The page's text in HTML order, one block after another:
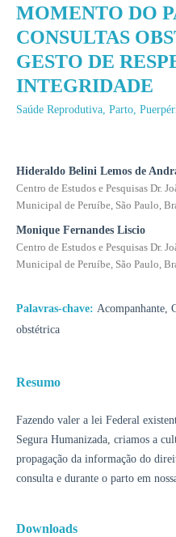
MOMENTO DO
CONSULTAS
GESTO DE
INTEGRIDADE
Saúde Reprodutiva, Parto,
Hideraldo Belini Lemos de
Centro de Estudos e Pesquisas Dr.
Municipal de Peruíbe, São Paulo,
Monique Fernandes Liscio
Centro de Estudos e Pesquisas Dr.
Municipal de Peruíbe, São Paulo,
Palavras-chave: Acompanhante,
obstétrica
Resumo
Fazendo valer a lei Federal
Segura Humanizada, criamos a
propagação da informação do
consulta e durante o parto em
Downloads